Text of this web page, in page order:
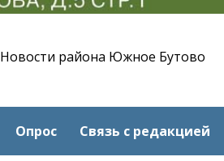
Новости района Южное Бутово
Опрос Связь с редакцией